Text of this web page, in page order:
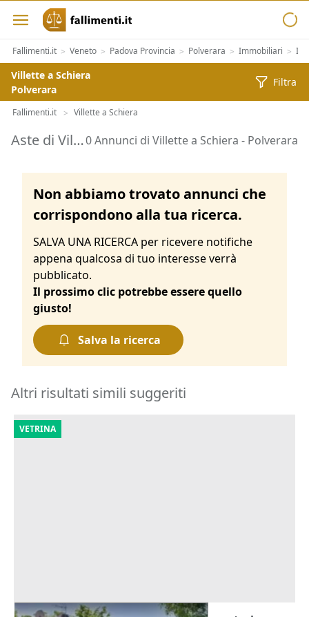
Fallimenti.it > Veneto > Padova Provincia > Polverara > Immobiliari >
Villette a Schiera
Polverara
Filtra
Fallimenti.it > Villette a Schiera
Aste di Villette a Schiera Polverara0 Annunci di Villette a Schiera - Polverara
Non abbiamo trovato annunci che
corrispondono alla tua ricerca.
SALVA UNA RICERCA per ricevere notifiche
appena qualcosa di tuo interesse verrà
pubblicato.
Il prossimo clic potrebbe essere quello
giusto!
Salva la ricerca
Altri risultati simili suggeriti
VETRINA